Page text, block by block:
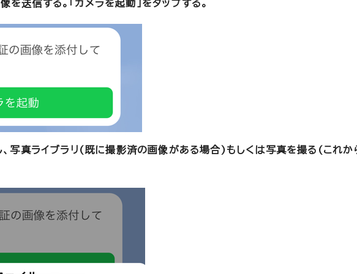
送信する。「カメラを起動」をタップする。
、写真ライブラリ(既に撮影済の画像がある場合)もしくは写真を撮る(これか